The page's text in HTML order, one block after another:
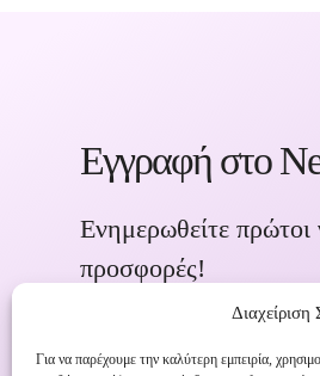
Για να παρέχουμε την καλύτερη εμπειρία,
Εγγραφή στο
Ενημερωθείτε πρώτοι
προσφορές!